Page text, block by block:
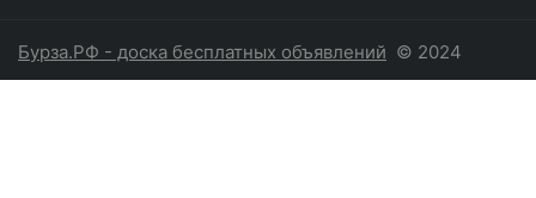
Бурза.РФ - доска бесплатных объявлений © 2024